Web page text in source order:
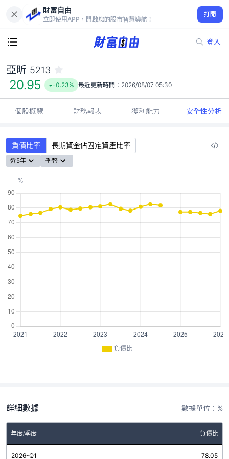
財富自由
立即使用APP，開啟您的股市智慧導航！
打開
登入
20.95
-0.23%
亞昕 5213
20.95 -0.23% 最近更新時間： 2026/08/07 05:30
個股概覽 財務報表 獲利能力 安全性分析
負債比率 長期資金佔固定資產比率
近5年 季報
負債比
詳細數據 數據單位：%
年度/季度 負債比
2026-Q1 78.05